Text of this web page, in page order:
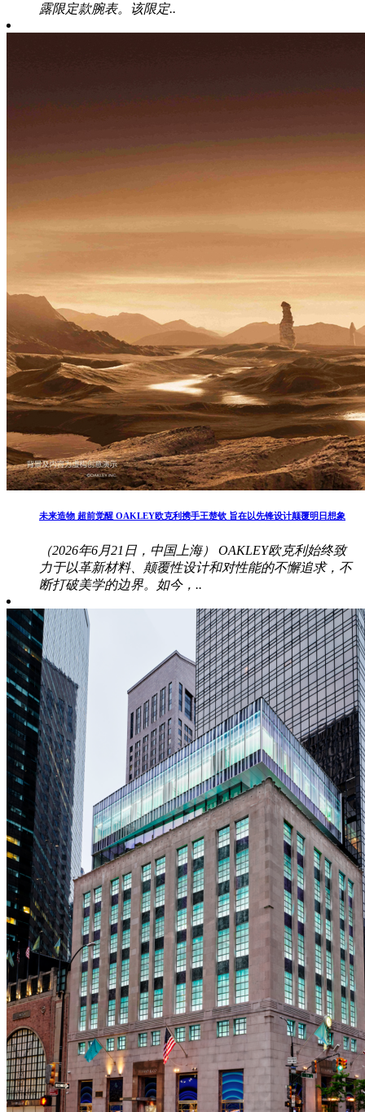
露限定款腕表。该限定..
未来造物 超前觉醒 OAKLEY欧克利携手王楚钦 旨在以先锋设计颠覆明日想象
（2026年6月21日，中国上海） OAKLEY欧克利始终致
力于以革新材料、颠覆性设计和对性能的不懈追求，不
断打破美学的边界。如今，..